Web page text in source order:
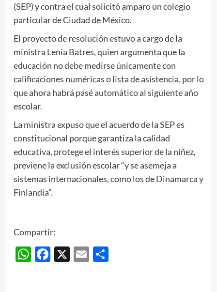
(SEP) y contra el cual solicitó amparo un colegio
particular de Ciudad de México.
El proyecto de resolución estuvo a cargo de la
ministra Lenia Batres, quien argumenta que la
educación no debe medirse únicamente con
calificaciones numéricas o lista de asistencia, por lo
que ahora habrá pasé automático al siguiente año
escolar.
La ministra expuso que el acuerdo de la SEP es
constitucional porque garantiza la calidad
educativa, protege el interés superior de la niñez,
previene la exclusión escolar “y se asemeja a
sistemas internacionales, como los de Dinamarca y
Finlandia”.
Compartir:
WhatsApp
Facebook
X EmailCompartir